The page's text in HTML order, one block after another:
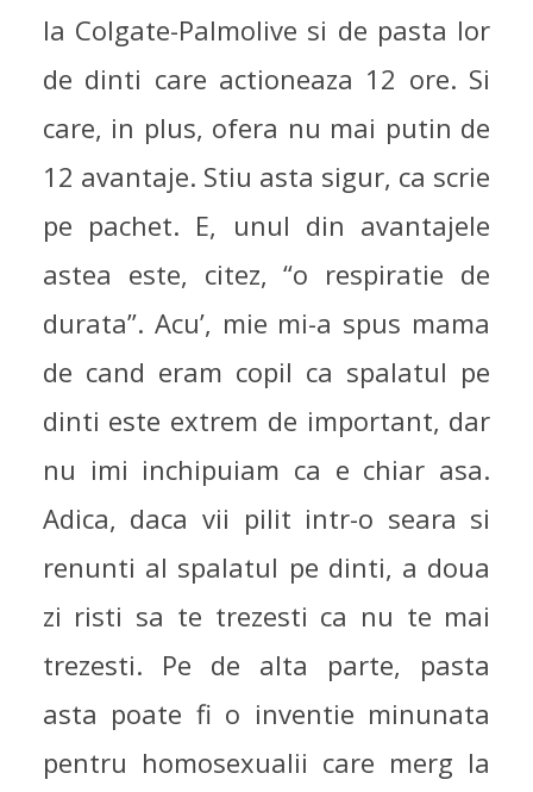
la Colgate-Palmolive si de pasta lor
de dinti care actioneaza 12 ore. Si
care, in plus, ofera nu mai putin de
12 avantaje. Stiu asta sigur, ca scrie
pe pachet. E, unul din avantajele
astea este, citez, “o respiratie de
durata”. Acu’, mie mi-a spus mama
de cand eram copil ca spalatul pe
dinti este extrem de important, dar
nu imi inchipuiam ca e chiar asa.
Adica, daca vii pilit intr-o seara si
renunti al spalatul pe dinti, a doua
zi risti sa te trezesti ca nu te mai
trezesti. Pe de alta parte, pasta
asta poate fi o inventie minunata
pentru homosexualii care merg la